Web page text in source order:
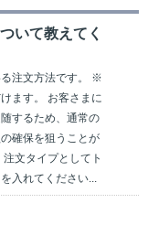
いて教えてく
注文方法です。 ※
ます。 お客さまに
するため、通常の
確保を狙うことが
文タイプとしてト
入れてください...